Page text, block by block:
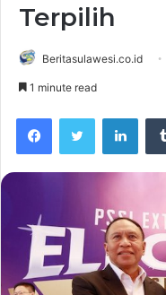
Terpilih
Beritasulawesi.co.id
1 minute read